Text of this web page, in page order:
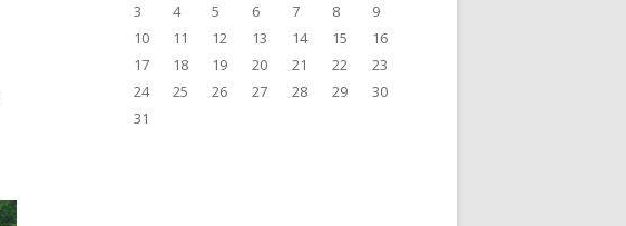
3
4 5 6 7 8
9
10
11 12 13 14 15
16
17
18 19 20 21 22
23
24
25 26 27 28 29
30
31